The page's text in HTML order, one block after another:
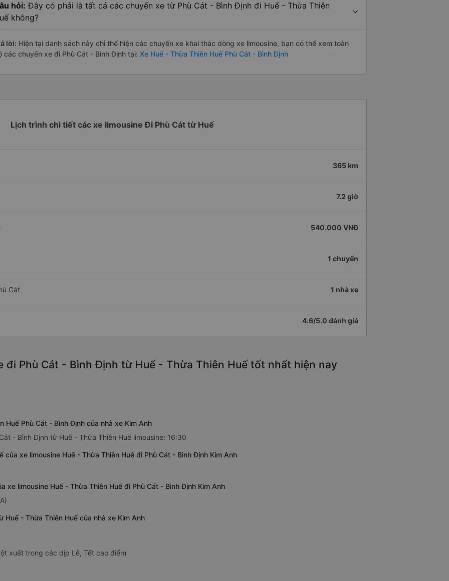
hỏi: Đây có phải là tất cả các chuyến xe từ Phù Cát - Bình Định đi Huế - Thừa Thiên
không?
lời: Hiện tại danh sách này chỉ thể hiện các chuyến xe khai thác dòng xe limousine, bạn có thể xem toàn
các chuyến xe đi Phù Cát - Bình Định tại: Xe Huế - Thừa Thiên Huế Phù Cát - Bình Định
Lịch trình chi tiết các xe limousine Đi Phù Cát từ Huế
365 km
7.2 giờ
540.000 VNĐ
1 chuyến
Cát 1 nhà xe
4.6/5.0 đánh giá
đi Phù Cát - Bình Định từ Huế - Thừa Thiên Huế tốt nhất hiện nay
Huế Phù Cát - Bình Định của nhà xe Kim Anh
- Bình Định từ Huế - Thừa Thiên Huế limousine: 16:30
xe limousine Huế - Thừa Thiên Huế đi Phù Cát - Bình Định Kim Anh
xe limousine Huế - Thừa Thiên Huế đi Phù Cát - Bình Định Kim Anh
Huế - Thừa Thiên Huế của nhà xe Kim Anh
xuất trong các dịp Lễ, Tết cao điểm